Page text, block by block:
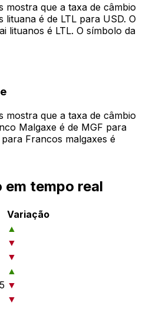
mostra que a taxa de câmbio
lituana é de LTL para USD. O
lituanos é LTL. O símbolo da
mostra que a taxa de câmbio
Malgaxe é de MGF para
Francos malgaxes é
em tempo real
Variação
▲
▼
▼
▲
▼
▼